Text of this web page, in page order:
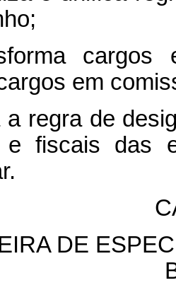
cargos
em
regra de
e fiscais das
DE